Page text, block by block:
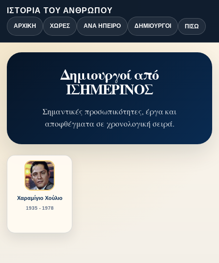
ΙΣΤΟΡΊΑ ΤΟΥ ΑΝΘΡΏΠΟΥ
ΑΡΧΙΚΉ ΧΏΡΕΣ ΑΝΆ ΉΠΕΙΡΟ ΔΗΜΙΟΥΡΓΟΊ ΠΊΣΩ
Δημιουργοί από
ΙΣΗΜΕΡΙΝΟΣ
Σημαντικές προσωπικότητες, έργα και
αποφθέγματα σε χρονολογική σειρά.
Χαραμίγιο Χούλιο
1935 - 1978